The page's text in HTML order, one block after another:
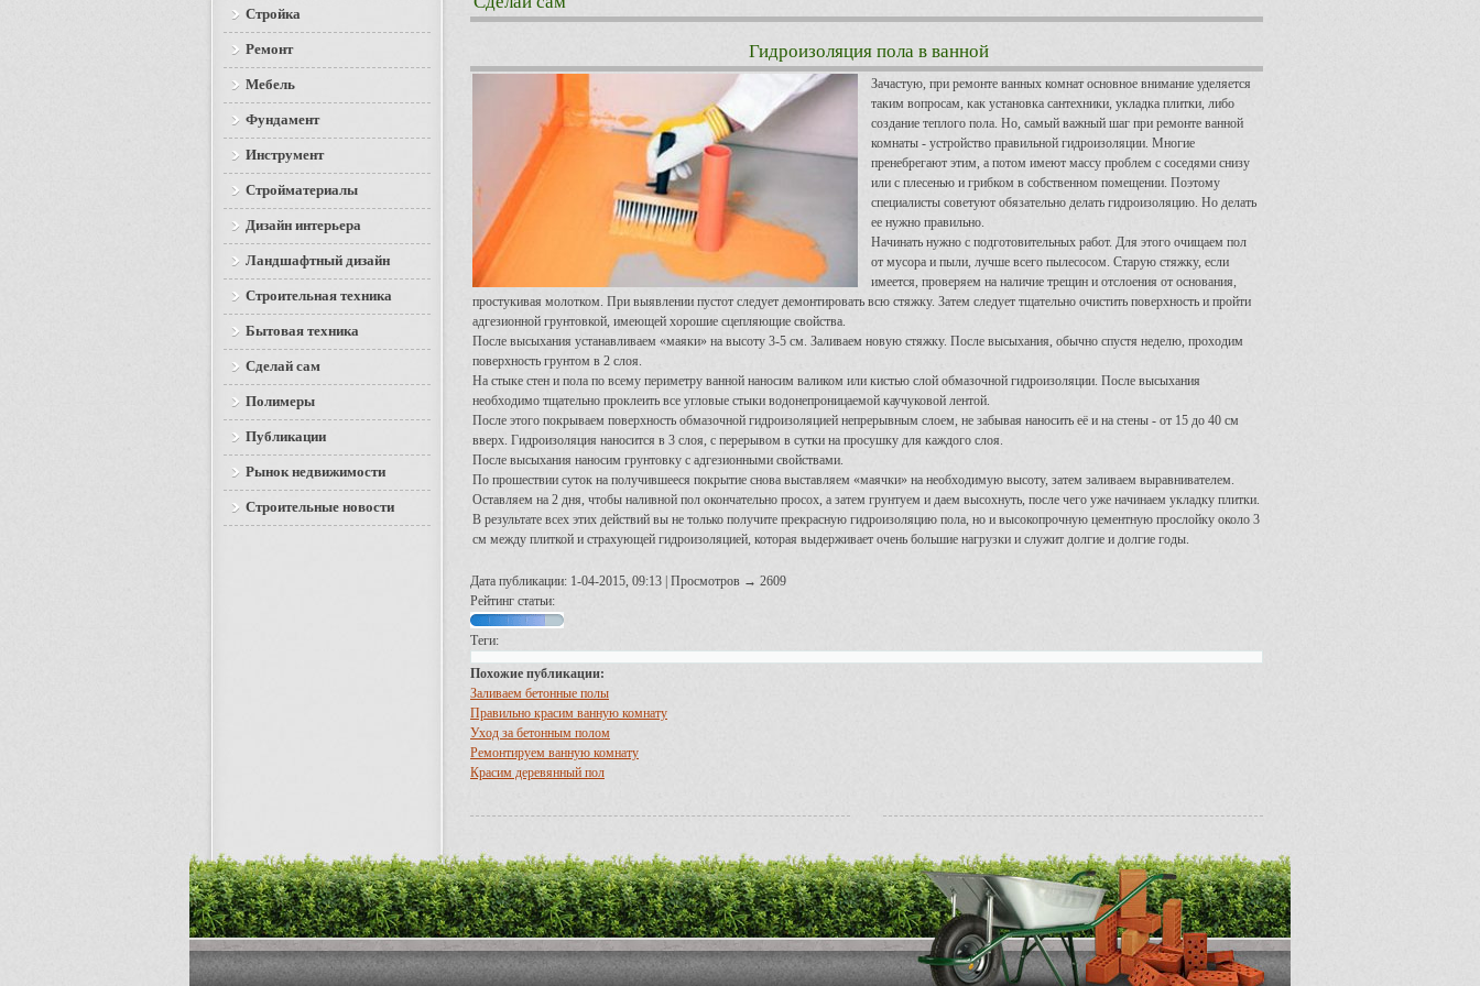
Гидроизоляция пола в ванной
Зачастую, при ремонте ванных комнат основное внимание уделяется
таким вопросам, как установка сантехники, укладка плитки, либо
создание теплого пола. Но, самый важный шаг при ремонте ванной
комнаты - устройство правильной гидроизоляции. Многие
пренебрегают этим, а потом имеют массу проблем с соседями снизу
или с плесенью и грибком в собственном помещении. Поэтому
специалисты советуют обязательно делать гидроизоляцию. Но делать
ее нужно правильно.
Начинать нужно с подготовительных работ. Для этого очищаем пол
от мусора и пыли, лучше всего пылесосом. Старую стяжку, если
имеется, проверяем на наличие трещин и отслоения от основания,
простукивая молотком. При выявлении пустот следует демонтировать всю стяжку. Затем следует тщательно очистить поверхность и пройти
адгезионной грунтовкой, имеющей хорошие сцепляющие свойства.
После высыхания устанавливаем «маяки» на высоту 3-5 см. Заливаем новую стяжку. После высыхания, обычно спустя неделю, проходим
поверхность грунтом в 2 слоя.
На стыке стен и пола по всему периметру ванной наносим валиком или кистью слой обмазочной гидроизоляции. После высыхания
необходимо тщательно проклеить все угловые стыки водонепроницаемой каучуковой лентой.
После этого покрываем поверхность обмазочной гидроизоляцией непрерывным слоем, не забывая наносить её и на стены - от 15 до 40 см
вверх. Гидроизоляция наносится в 3 слоя, с перерывом в сутки на просушку для каждого слоя.
После высыхания наносим грунтовку с адгезионными свойствами.
По прошествии суток на получившееся покрытие снова выставляем «маячки» на необходимую высоту, затем заливаем выравнивателем.
Оставляем на 2 дня, чтобы наливной пол окончательно просох, а затем грунтуем и даем высохнуть, после чего уже начинаем укладку плитки.
В результате всех этих действий вы не только получите прекрасную гидроизоляцию пола, но и высокопрочную цементную прослойку около 3
см между плиткой и страхующей гидроизоляцией, которая выдерживает очень большие нагрузки и служит долгие и долгие годы.
Дата публикации: 1-04-2015, 09:13 | Просмотров → 2609
Рейтинг статьи:
Теги:
Похожие публикации:
Заливаем бетонные полы
Правильно красим ванную комнату
Уход за бетонным полом
Ремонтируем ванную комнату
Красим деревянный пол
Стройка
Ремонт
Мебель
Фундамент
Инструмент
Стройматериалы
Дизайн интерьера
Ландшафтный дизайн
Строительная техника
Бытовая техника
Сделай сам
Полимеры
Публикации
Рынок недвижимости
Строительные новости